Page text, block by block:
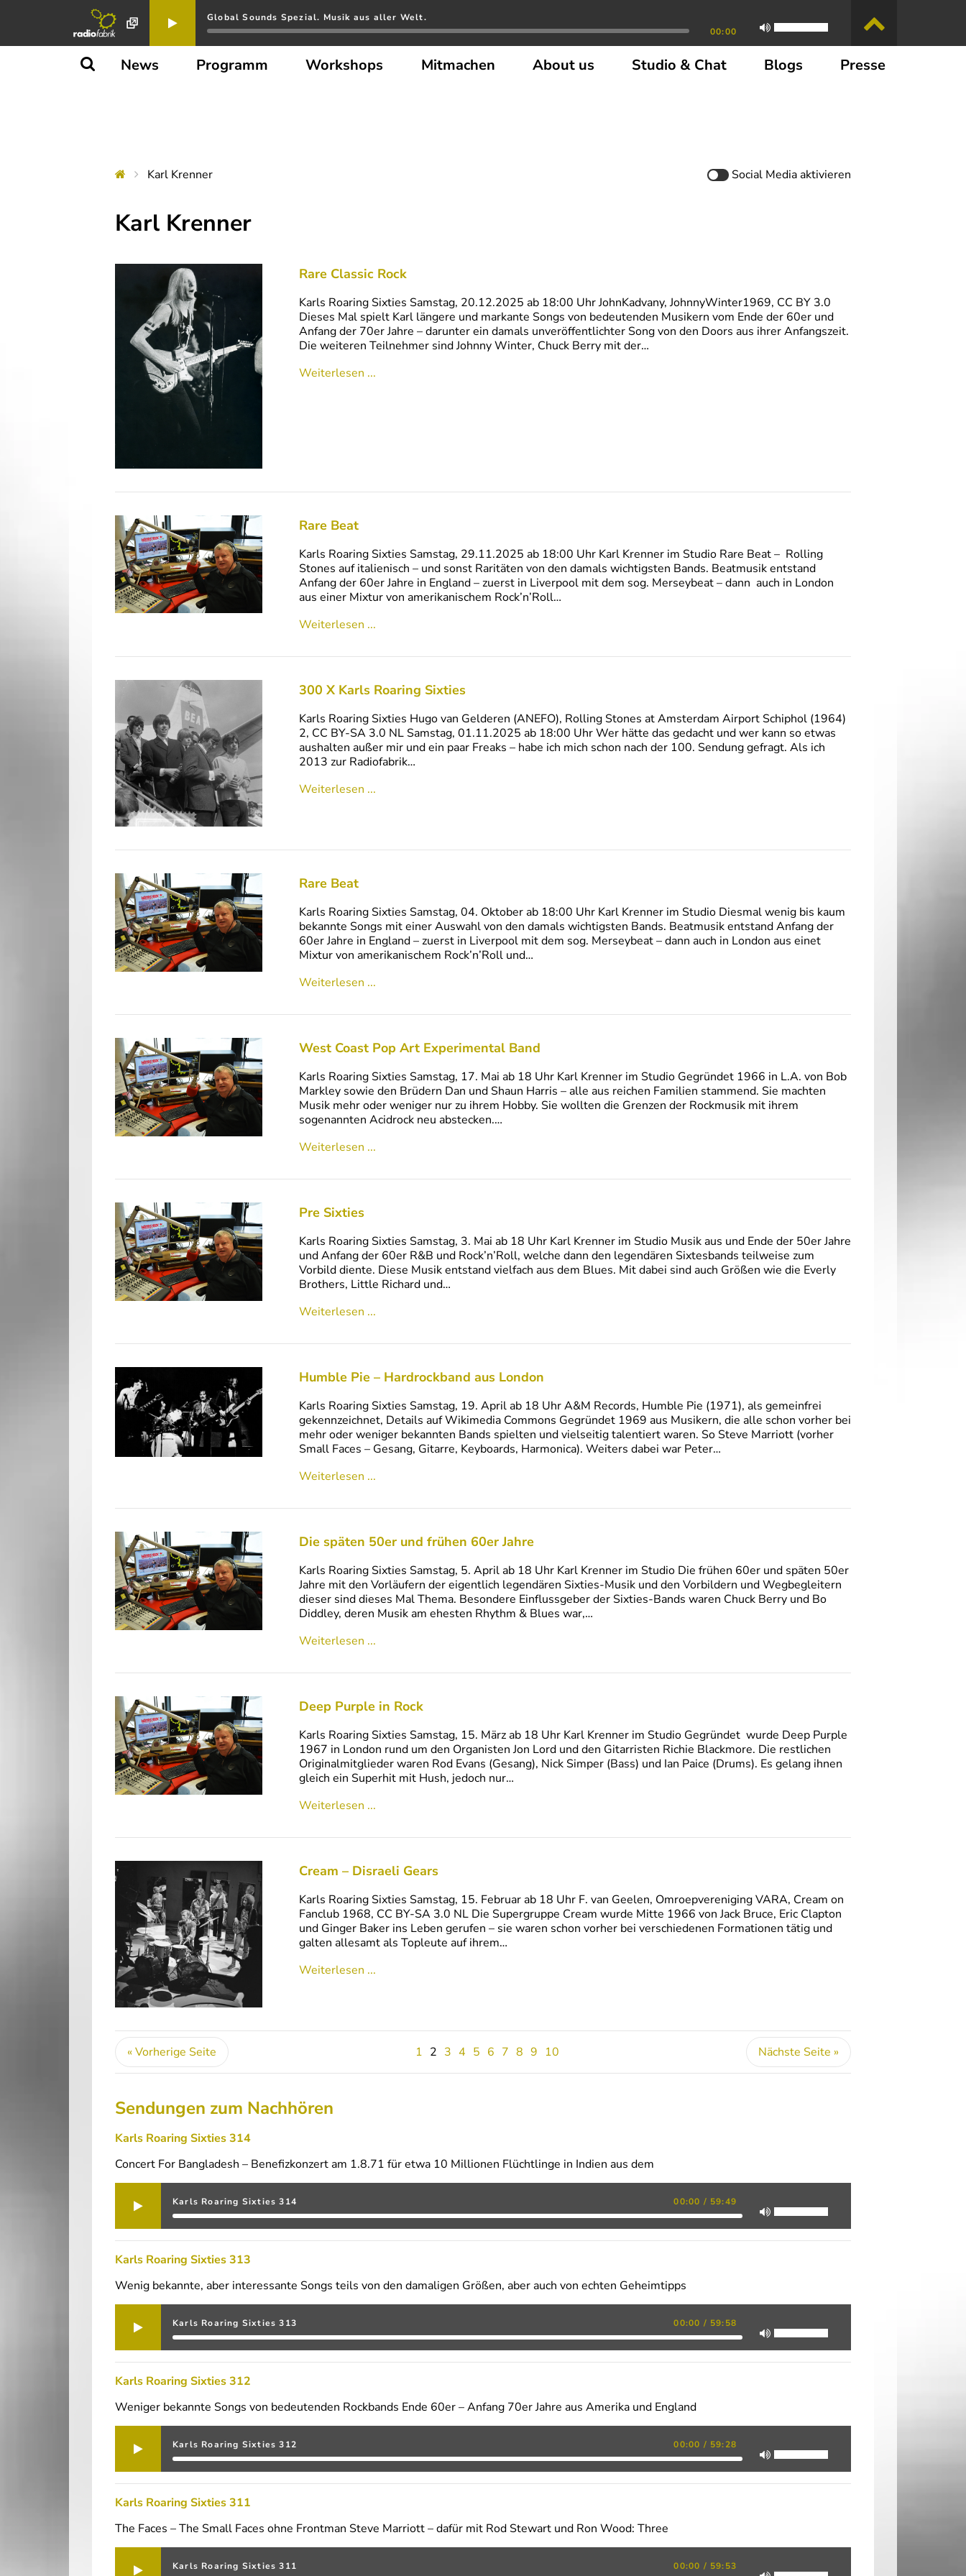
Global Sounds Spezial. Musik aus aller Welt.
00:00
News Programm Workshops Mitmachen About us Studio & Chat Blogs Presse
Karl Krenner Social Mediaaktivieren
Karl Krenner
Rare Classic Rock
Karls Roaring Sixties Samstag, 20.12.2025 ab 18:00 Uhr JohnKadvany, JohnnyWinter1969, CC BY 3.0
Dieses Mal spielt Karl längere und markante Songs von bedeutenden Musikern vom Ende der 60er und
Anfang der 70er Jahre – darunter ein damals unveröffentlichter Song von den Doors aus ihrer Anfangszeit.
Die weiteren Teilnehmer sind Johnny Winter, Chuck Berry mit der…
Weiterlesen ...
Rare Beat
Karls Roaring Sixties Samstag, 29.11.2025 ab 18:00 Uhr Karl Krenner im Studio Rare Beat – Rolling
Stones auf italienisch – und sonst Raritäten von den damals wichtigsten Bands. Beatmusik entstand
Anfang der 60er Jahre in England – zuerst in Liverpool mit dem sog. Merseybeat – dann auch in London
aus einer Mixtur von amerikanischem Rock’n’Roll…
Weiterlesen ...
300 X Karls Roaring Sixties
Karls Roaring Sixties Hugo van Gelderen (ANEFO), Rolling Stones at Amsterdam Airport Schiphol (1964)
2, CC BY-SA 3.0 NL Samstag, 01.11.2025 ab 18:00 Uhr Wer hätte das gedacht und wer kann so etwas
aushalten außer mir und ein paar Freaks – habe ich mich schon nach der 100. Sendung gefragt. Als ich
2013 zur Radiofabrik…
Weiterlesen ...
Rare Beat
Karls Roaring Sixties Samstag, 04. Oktober ab 18:00 Uhr Karl Krenner im Studio Diesmal wenig bis kaum
bekannte Songs mit einer Auswahl von den damals wichtigsten Bands. Beatmusik entstand Anfang der
60er Jahre in England – zuerst in Liverpool mit dem sog. Merseybeat – dann auch in London aus einet
Mixtur von amerikanischem Rock’n’Roll und…
Weiterlesen ...
West Coast Pop Art Experimental Band
Karls Roaring Sixties Samstag, 17. Mai ab 18 Uhr Karl Krenner im Studio Gegründet 1966 in L.A. von Bob
Markley sowie den Brüdern Dan und Shaun Harris – alle aus reichen Familien stammend. Sie machten
Musik mehr oder weniger nur zu ihrem Hobby. Sie wollten die Grenzen der Rockmusik mit ihrem
sogenannten Acidrock neu abstecken.…
Weiterlesen ...
Pre Sixties
Karls Roaring Sixties Samstag, 3. Mai ab 18 Uhr Karl Krenner im Studio Musik aus und Ende der 50er Jahre
und Anfang der 60er R&B und Rock’n’Roll, welche dann den legendären Sixtesbands teilweise zum
Vorbild diente. Diese Musik entstand vielfach aus dem Blues. Mit dabei sind auch Größen wie die Everly
Brothers, Little Richard und…
Weiterlesen ...
Humble Pie – Hardrockband aus London
Karls Roaring Sixties Samstag, 19. April ab 18 Uhr A&M Records, Humble Pie (1971), als gemeinfrei
gekennzeichnet, Details auf Wikimedia Commons Gegründet 1969 aus Musikern, die alle schon vorher bei
mehr oder weniger bekannten Bands spielten und vielseitig talentiert waren. So Steve Marriott (vorher
Small Faces – Gesang, Gitarre, Keyboards, Harmonica). Weiters dabei war Peter…
Weiterlesen ...
Die späten 50er und frühen 60er Jahre
Karls Roaring Sixties Samstag, 5. April ab 18 Uhr Karl Krenner im Studio Die frühen 60er und späten 50er
Jahre mit den Vorläufern der eigentlich legendären Sixties-Musik und den Vorbildern und Wegbegleitern
dieser sind dieses Mal Thema. Besondere Einflussgeber der Sixties-Bands waren Chuck Berry und Bo
Diddley, deren Musik am ehesten Rhythm & Blues war,…
Weiterlesen ...
Deep Purple in Rock
Karls Roaring Sixties Samstag, 15. März ab 18 Uhr Karl Krenner im Studio Gegründet wurde Deep Purple
1967 in London rund um den Organisten Jon Lord und den Gitarristen Richie Blackmore. Die restlichen
Originalmitglieder waren Rod Evans (Gesang), Nick Simper (Bass) und Ian Paice (Drums). Es gelang ihnen
gleich ein Superhit mit Hush, jedoch nur…
Weiterlesen ...
Cream – Disraeli Gears
Karls Roaring Sixties Samstag, 15. Februar ab 18 Uhr F. van Geelen, Omroepvereniging VARA, Cream on
Fanclub 1968, CC BY-SA 3.0 NL Die Supergruppe Cream wurde Mitte 1966 von Jack Bruce, Eric Clapton
und Ginger Baker ins Leben gerufen – sie waren schon vorher bei verschiedenen Formationen tätig und
galten allesamt als Topleute auf ihrem…
Weiterlesen ...
« Vorherige Seite 1 2 3 4 5 6 7 8 9 10 Nächste Seite »
Sendungen zum Nachhören
Karls Roaring Sixties 314
Concert For Bangladesh – Benefizkonzert am 1.8.71 für etwa 10 Millionen Flüchtlinge in Indien aus dem
Karls Roaring Sixties 314 00:00 / 59:49
Karls Roaring Sixties 313
Wenig bekannte, aber interessante Songs teils von den damaligen Größen, aber auch von echten Geheimtipps
Karls Roaring Sixties 313 00:00 / 59:58
Karls Roaring Sixties 312
Weniger bekannte Songs von bedeutenden Rockbands Ende 60er – Anfang 70er Jahre aus Amerika und England
Karls Roaring Sixties 312 00:00 / 59:28
Karls Roaring Sixties 311
The Faces – The Small Faces ohne Frontman Steve Marriott – dafür mit Rod Stewart und Ron Wood: Three
Karls Roaring Sixties 311 00:00 / 59:53